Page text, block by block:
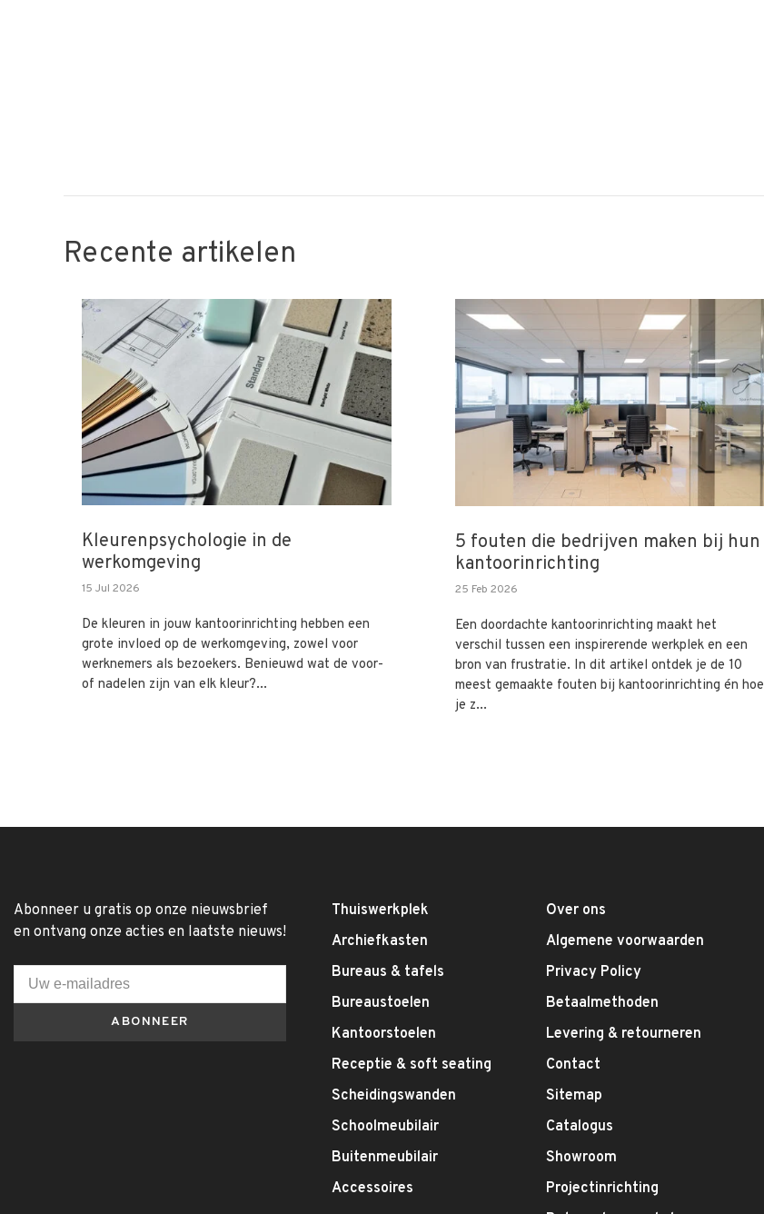
Recente artikelen
Kleurenpsychologie in de
werkomgeving
15 Jul 2026
De kleuren in jouw kantoorinrichting hebben een
grote invloed op de werkomgeving, zowel voor
werknemers als bezoekers. Benieuwd wat de voor-
of nadelen zijn van elk kleur?...
5 fouten die bedrijven maken bij hun
kantoorinrichting
25 Feb 2026
Een doordachte kantoorinrichting maakt het
verschil tussen een inspirerende werkplek en een
bron van frustratie. In dit artikel ontdek je de 10
meest gemaakte fouten bij kantoorinrichting én hoe
je z...
Abonneer u gratis op onze nieuwsbrief
en ontvang onze acties en laatste nieuws!
ABONNEER
Thuiswerkplek
Archiefkasten
Bureaus & tafels
Bureaustoelen
Kantoorstoelen
Receptie & soft seating
Scheidingswanden
Schoolmeubilair
Buitenmeubilair
Accessoires
Over ons
Algemene voorwaarden
Privacy Policy
Betaalmethoden
Levering & retourneren
Contact
Sitemap
Catalogus
Showroom
Projectinrichting